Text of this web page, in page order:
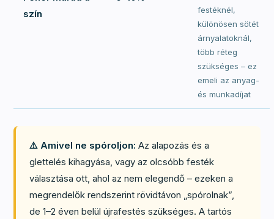
szín
festéknél,
különösen sötét
árnyalatoknál,
több réteg
szükséges – ez
emeli az anyag-
és munkadíjat
⚠️ Amivel ne spóroljon: Az alapozás és a
glettelés kihagyása, vagy az olcsóbb festék
választása ott, ahol az nem elegendő – ezeken a
megrendelők rendszerint rövidtávon „spórolnak”,
de 1–2 éven belül újrafestés szükséges. A tartós